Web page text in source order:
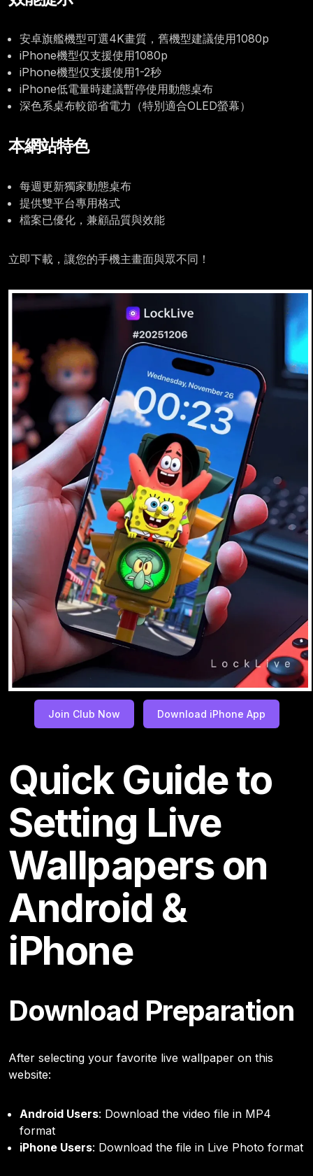
安卓旗艦機型可選4K畫質，舊機型建議使用1080p
iPhone機型仅支援使用1080p
iPhone機型仅支援使用1-2秒
iPhone低電量時建議暫停使用動態桌布
深色系桌布較節省電力（特別適合OLED螢幕）
本網站特色
每週更新獨家動態桌布
提供雙平台專用格式
檔案已優化，兼顧品質與效能
立即下載，讓您的手機主畫面與眾不同！
Join Club Now Download iPhone App
Quick Guide to
Setting Live
Wallpapers on
Android &
iPhone
Download Preparation
After selecting your favorite live wallpaper on this
website:
Android Users: Download the video file in MP4
format
iPhone Users: Download the file in Live Photo format